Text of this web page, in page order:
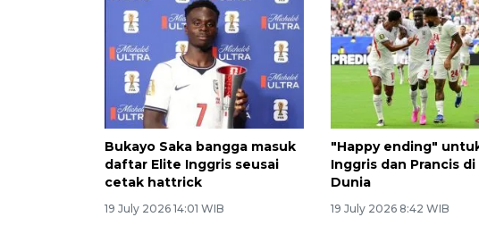
Bukayo Saka bangga masuk
daftar Elite Inggris seusai
cetak hattrick
19 July 2026 14:01 WIB
"Happy ending"
Inggris dan Prancis di
Dunia
19 July 2026 8:42 WIB